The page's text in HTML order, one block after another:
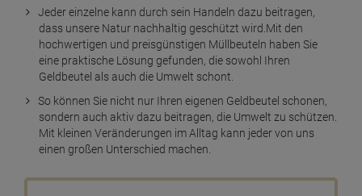
Jeder einzelne kann durch sein Handeln dazu beitragen,
dass unsere Natur nachhaltig geschützt wird.Mit den
hochwertigen und preisgünstigen Müllbeuteln haben Sie
eine praktische Lösung gefunden, die sowohl Ihren
Geldbeutel als auch die Umwelt schont.
So können Sie nicht nur Ihren eigenen Geldbeutel schonen,
sondern auch aktiv dazu beitragen, die Umwelt zu schützen.
Mit kleinen Veränderungen im Alltag kann jeder von uns
einen großen Unterschied machen.